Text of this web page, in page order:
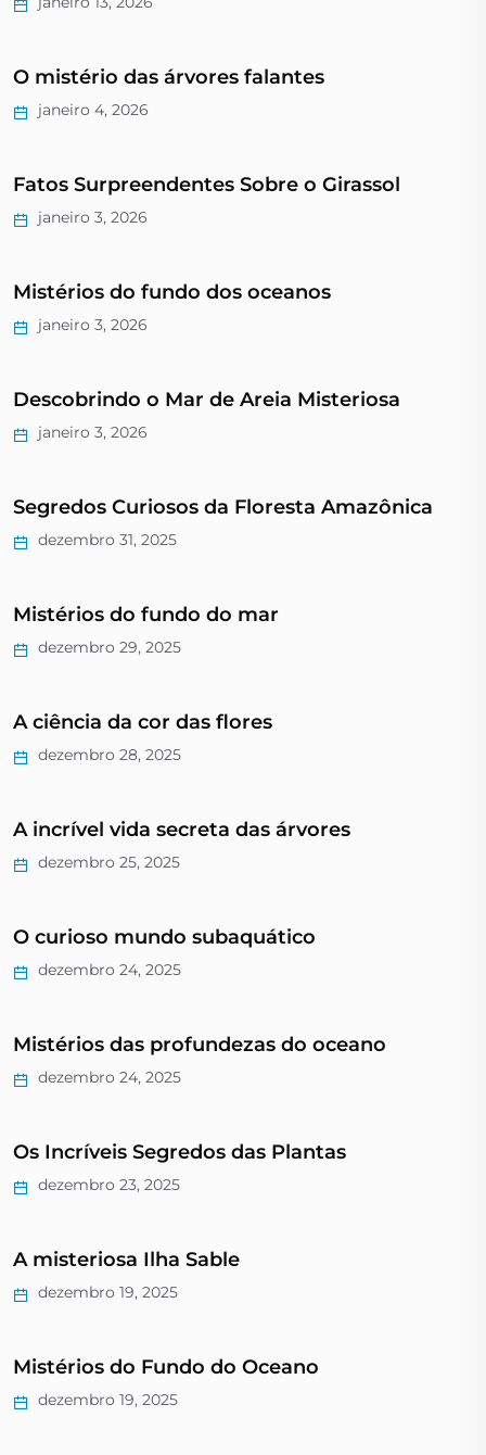
O mistério das árvores falantes
janeiro 4, 2026
Fatos Surpreendentes Sobre o Girassol
janeiro 3, 2026
Mistérios do fundo dos oceanos
janeiro 3, 2026
Descobrindo o Mar de Areia Misteriosa
janeiro 3, 2026
Segredos Curiosos da Floresta Amazônica
dezembro 31, 2025
Mistérios do fundo do mar
dezembro 29, 2025
A ciência da cor das flores
dezembro 28, 2025
A incrível vida secreta das árvores
dezembro 25, 2025
O curioso mundo subaquático
dezembro 24, 2025
Mistérios das profundezas do oceano
dezembro 24, 2025
Os Incríveis Segredos das Plantas
dezembro 23, 2025
A misteriosa Ilha Sable
dezembro 19, 2025
Mistérios do Fundo do Oceano
dezembro 19, 2025